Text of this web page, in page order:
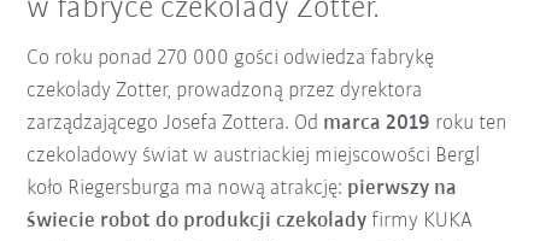
w fabryce czekolady Zotter.
Co roku ponad 270 000 gości odwiedza fabrykę
czekolady Zotter, prowadzoną przez dyrektora
zarządzającego Josefa Zottera. Od marca 2019 roku ten
czekoladowy świat w austriackiej miejscowości Bergl
koło Riegersburga ma nową atrakcję: pierwszy na
świecie robot do produkcji czekolady firmy KUKA